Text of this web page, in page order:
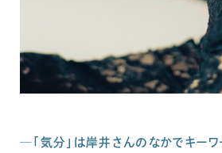
─「気分」は岸井さんのなかでキーワ